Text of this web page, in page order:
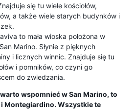
się tu wiele kościołów,
a także wiele starych budynków i
to mała wioska położona w
Marino. Słynie z pięknych
i licznych winnic. Znajduje się tu
i pomników, co czyni go
do zwiedzania.
wspomnieć w San Marino, to
Montegiardino. Wszystkie te